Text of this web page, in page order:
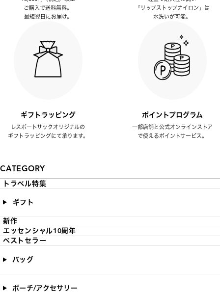
ご購入で送料無料。
最短翌日にお届け。
「リップストップナイロン」は
水洗いが可能。
ギフトラッピング
レスポートサックオリジナルの
ギフトラッピングにて承ります。
ポイントプログラム
一部店舗と公式オンラインストア
で使えるポイントサービス。
CATEGORY
トラベル特集
ギフト
新作
エッセンシャル10周年
ベストセラー
バッグ
ポーチ/アクセサリー